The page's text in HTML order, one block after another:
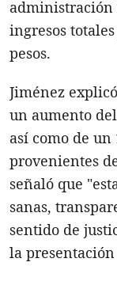
administración
ingresos
pesos.
Jiménez
un aumento
así como de un
provenientes
señaló que
sanas,
sentido de
la